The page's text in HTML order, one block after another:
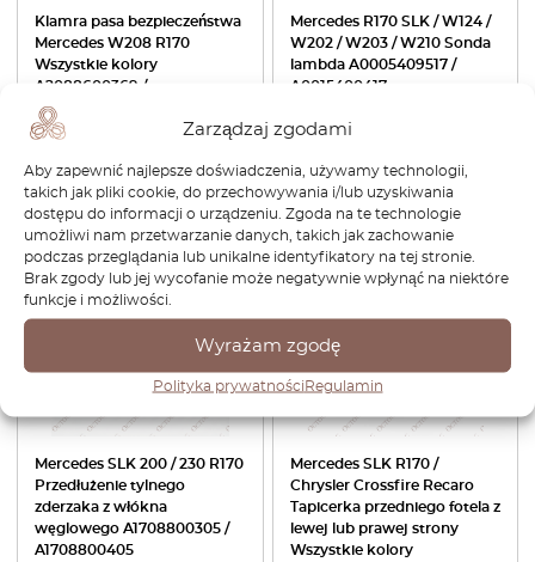
Zarządzaj zgodami
Aby zapewnić najlepsze doświadczenia, używamy technologii,
takich jak pliki cookie, do przechowywania i/lub uzyskiwania
dostępu do informacji o urządzeniu. Zgoda na te technologie
umożliwi nam przetwarzanie danych, takich jak zachowanie
podczas przeglądania lub unikalne identyfikatory na tej stronie.
Brak zgody lub jej wycofanie może negatywnie wpłynąć na niektóre
funkcje i możliwości.
Wyrażam zgodę
Polityka prywatności Regulamin
Klamra pasa bezpieczeństwa
Mercedes W208 R170
Wszystkie kolory
A2088600369 /
A2088600469
Zobacz produkt
Mercedes R170 SLK / W124 /
W202 / W203 / W210 Sonda
lambda A0005409517 /
A0015400417
Zobacz produkt
Mercedes SLK 200 / 230 R170
Przedłużenie tylnego
zderzaka z włókna
węglowego A1708800305 /
A1708800405
-30%
Mercedes SLK R170 /
Chrysler Crossfire Recaro
Tapicerka przedniego fotela z
lewej lub prawej strony
Wszystkie kolory